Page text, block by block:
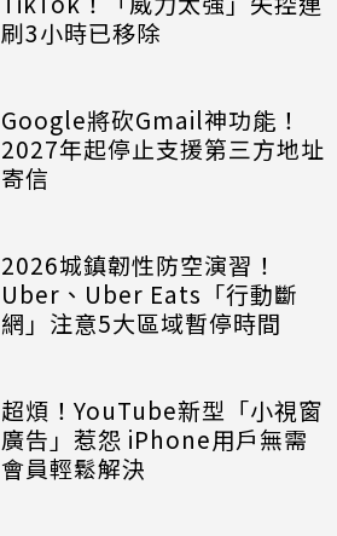
刷3小時已移除
Google將砍Gmail神功能！
2027年起停止支援第三方地址
寄信
2026城鎮韌性防空演習！
Uber、Uber Eats「行動斷
網」注意5大區域暫停時間
超煩！YouTube新型「小視窗
廣告」惹怨 iPhone用戶無需
會員輕鬆解決